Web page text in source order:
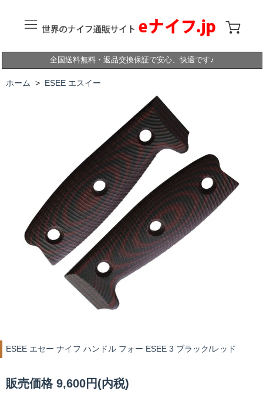
全国送料無料・返品交換保証で安心、快適です♪
ホーム > ESEE エスイー
ESEE エセー ナイフ ハンドル フォー ESEE 3 ブラック/レッド
販売価格 9,600円(内税)